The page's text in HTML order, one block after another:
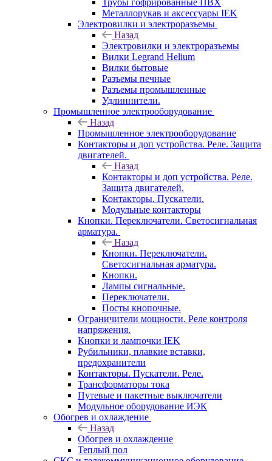
Металлорукав и аксессуары IEK
Электровилки и электроразъемы
Назад
Электровилки и электроразъемы
Вилки Legrand Helium
Вилки бытовые
Разъемы печные
Разъемы промышленные
Удлиннители.
Промышленное электрооборудование
Назад
Промышленное электрооборудование
Контакторы и доп устройства. Реле. Защита
двигателей.
Назад
Контакторы и доп устройства. Реле.
Защита двигателей.
Контакторы. Пускатели.
Модульные контакторы
Кнопки. Переключатели. Светосигнальная
арматура.
Назад
Кнопки. Переключатели.
Светосигнальная арматура.
Кнопки.
Лампы сигнальные.
Переключатели.
Посты кнопочные.
Ограничители мощности. Реле контроля
напряжения.
Кнопки и лампочки IEK
Рубильники, плавкие вставки,
предохранители
Контакторы. Пускатели. Реле.
Трансформаторы тока
Путевые и пакетные выключатели
Модульное оборудование ИЭК
Обогрев и охлаждение
Назад
Обогрев и охлаждение
Теплый пол